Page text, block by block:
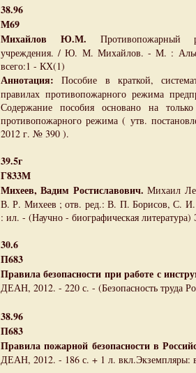
38.96
М69
Михайлов Ю.М. Противопожарный
учреждения. / Ю. М. Михайлов. - М. :
всего:1 - КХ(1)
Аннотация: Пособие в краткой,
правилах противопожарного режима
Содержание пособия основано на
противопожарного режима ( утв.
2012 г. № 390 ).
39.5г
Г833М
Михеев, Вадим Ростиславович. Михаил
В. Р. Михеев ; отв. ред.: В. П. Борисов, С.
: ил. - (Научно - биографическая
30.6
П683
Правила безопасности при работе с
ДЕАН, 2012. - 220 с. - (Безопасность труда
38.96
П683
Правила пожарной безопасности в
ДЕАН, 2012. - 186 с. + 1 л. вкл.Экземпляры: